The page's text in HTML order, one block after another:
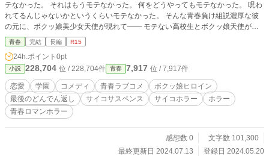
テなかった。 それはもうモテなかった。 何をどうやってもモテなかった。 呪わ
れてるんじゃないかというくらいモテなかった。 そんな青春負け組説濃厚な彼
の元に、ボクッ娘美少女天使が現れて―― モテない高校生とボクッ娘天使が送
る青春ラブコメ……に見せかけた何か！？ 最後の最後のどんでん返しであなた
は知るだろう。 これはラブコメじゃない！――と ＜追記＞ 本作品は私がデビュ
ー前に書いた新人賞投稿策を改訂したものです。
青春 完結 長編 R15
24h.ポイント 0pt
小説 228,704 位 / 228,704件 青春 7,917 位 / 7,917件
恋愛 学園 コメディ 青春ラブコメ
ボクッ娘ヒロイン
最後のどんでん返し
サイコサスペンス サイコホラー
ホラー
青春ロマンホラー
感想数 0
文字数 101,300
最終更新日 2024.07.13
登録日 2024.05.20